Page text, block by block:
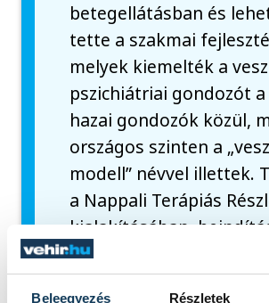
Beleegyezés Részletek
betegellátásban és
tette a szakmai
melyek kiemelték a
pszichiátriai gondozót
hazai gondozók közül,
országos szinten a
modell” névvel illettek.
a Nappali Terápiás
kialakításában,
szakmai programjának
fejlesztésében is